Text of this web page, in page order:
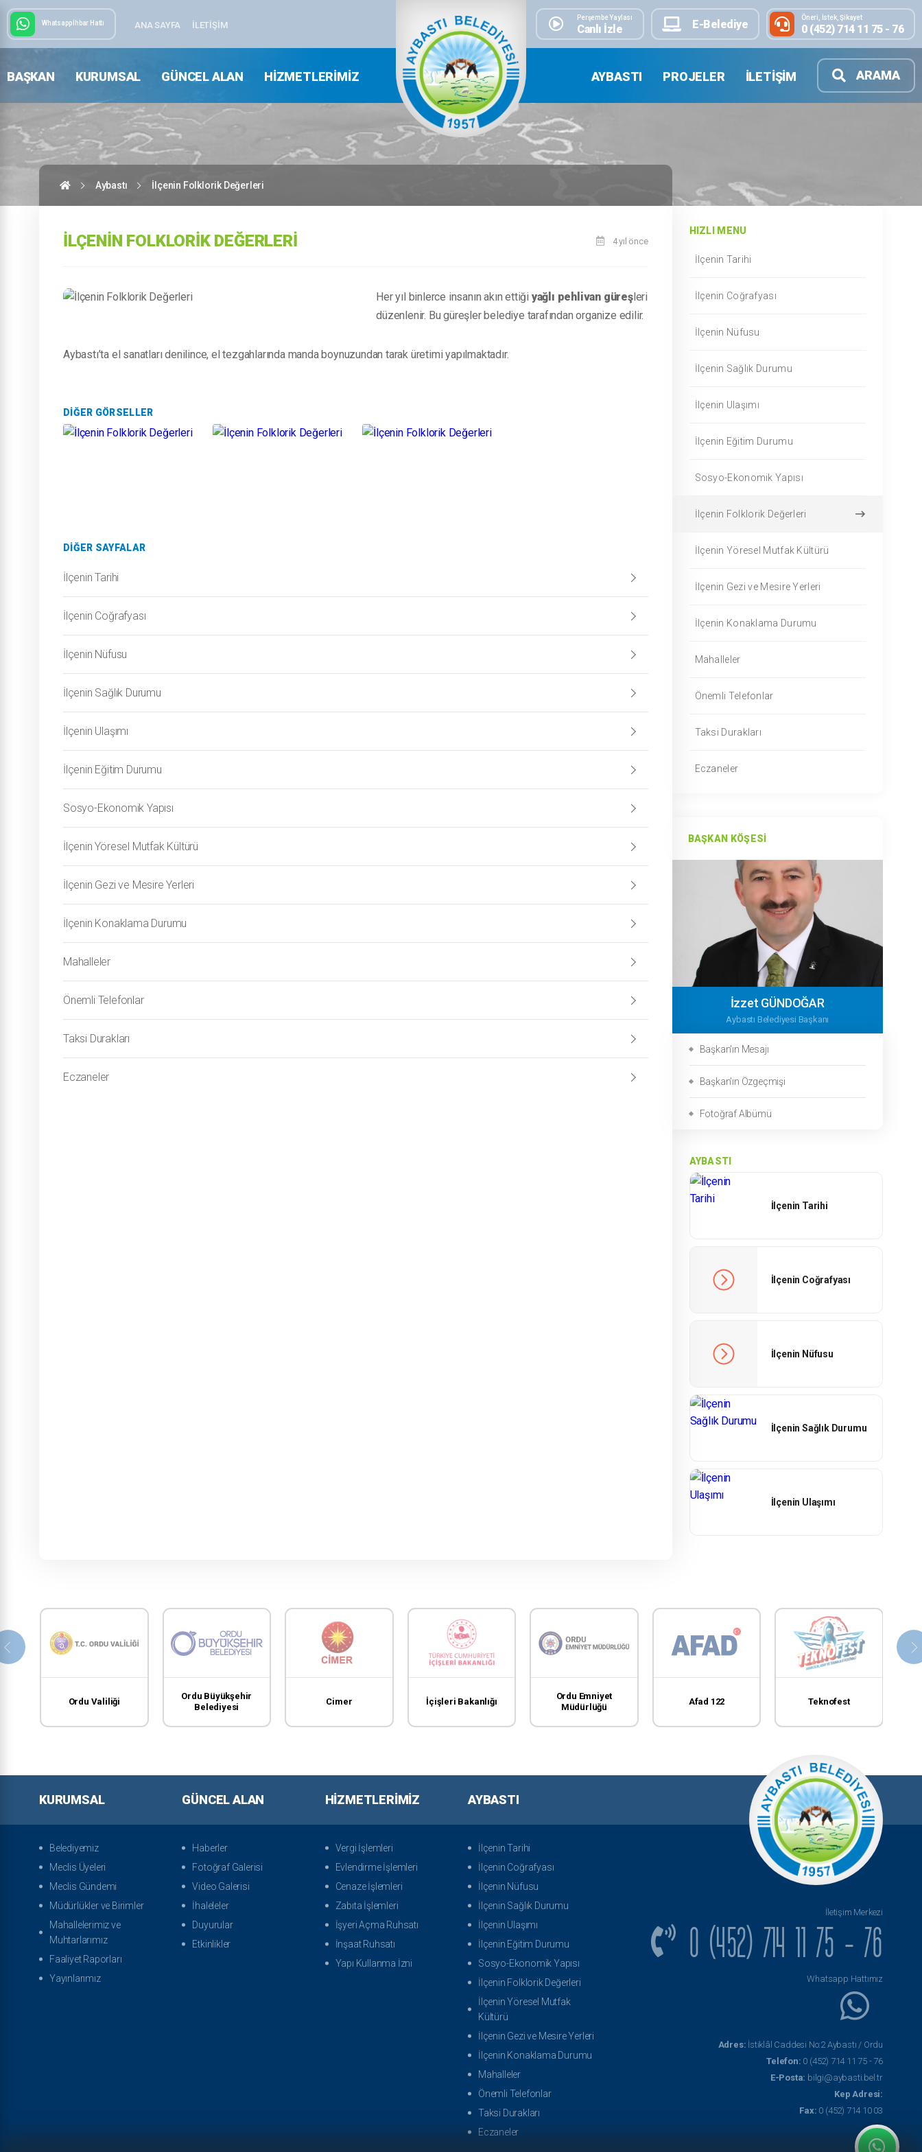
Whatsapp İhbar Hattı ANA SAYFA İLETIŞIM
Perşembe Yaylası
Canlı İzle E-Belediye
Öneri, İstek, Şikayet
0 (452) 714 11 75 - 76
BAŞKAN KURUMSAL GÜNCEL ALAN HIZMETLERIMIZ AYBASTI PROJELER İLETIŞIM ARAMA
Aybastı İlçenin Folklorik Değerleri
İLÇENIN FOLKLORIK DEĞERLERI 4 yıl önce
Her yıl binlerce insanın akın ettiği yağlı pehlivan güreşleri
düzenlenir. Bu güreşler belediye tarafından organize edilir.
Aybastı’ta el sanatları denilince, el tezgahlarında manda boynuzundan tarak üretimi yapılmaktadır.
DIĞER GÖRSELLER
DIĞER SAYFALAR
İlçenin Tarihi
İlçenin Coğrafyası
İlçenin Nüfusu
İlçenin Sağlık Durumu
İlçenin Ulaşımı
İlçenin Eğitim Durumu
Sosyo-Ekonomik Yapısı
İlçenin Yöresel Mutfak Kültürü
İlçenin Gezi ve Mesire Yerleri
İlçenin Konaklama Durumu
Mahalleler
Önemli Telefonlar
Taksi Durakları
Eczaneler
HIZLI MENU
İlçenin Tarihi
İlçenin Coğrafyası
İlçenin Nüfusu
İlçenin Sağlık Durumu
İlçenin Ulaşımı
İlçenin Eğitim Durumu
Sosyo-Ekonomik Yapısı
İlçenin Folklorik Değerleri
İlçenin Yöresel Mutfak Kültürü
İlçenin Gezi ve Mesire Yerleri
İlçenin Konaklama Durumu
Mahalleler
Önemli Telefonlar
Taksi Durakları
Eczaneler
BAŞKAN KÖŞESI
İzzet GÜNDOĞAR
Aybastı Belediyesi Başkanı
Başkan'ın Mesajı
Başkan'ın Özgeçmişi
Fotoğraf Albümü
AYBASTI
İlçenin Tarihi
İlçenin Coğrafyası
İlçenin Nüfusu
İlçenin Sağlık Durumu
İlçenin Ulaşımı
Ordu Valiliği
Ordu Büyükşehir
Belediyesi
Cimer İçişleri Bakanlığı
Ordu Emniyet
Müdürlüğü
Afad 122 Teknofest
KURUMSAL
Belediyemiz
Meclis Üyeleri
Meclis Gündemi
Müdürlükler ve Birimler
Mahallelerimiz ve
Muhtarlarımız
Faaliyet Raporları
Yayınlarımız
GÜNCEL ALAN
Haberler
Fotoğraf Galerisi
Video Galerisi
İhaleleler
Duyurular
Etkinlikler
HIZMETLERIMIZ
Vergi İşlemleri
Evlendirme İşlemleri
Cenaze İşlemleri
Zabıta İşlemleri
İşyeri Açma Ruhsatı
İnşaat Ruhsatı
Yapı Kullanma İzni
AYBASTI
İlçenin Tarihi
İlçenin Coğrafyası
İlçenin Nüfusu
İlçenin Sağlık Durumu
İlçenin Ulaşımı
İlçenin Eğitim Durumu
Sosyo-Ekonomik Yapısı
İlçenin Folklorik Değerleri
İlçenin Yöresel Mutfak
Kültürü
İlçenin Gezi ve Mesire Yerleri
İlçenin Konaklama Durumu
Mahalleler
Önemli Telefonlar
Taksi Durakları
Eczaneler
İletişim Merkezi
0 (452) 714 11 75 - 76
Whatsapp Hattımız
Adres: İstiklâl Caddesi No:2 Aybastı / Ordu
Telefon: 0 (452) 714 11 75 - 76
E-Posta: bilgi@aybasti.bel.tr
Kep Adresi:
Fax: 0 (452) 714 10 03